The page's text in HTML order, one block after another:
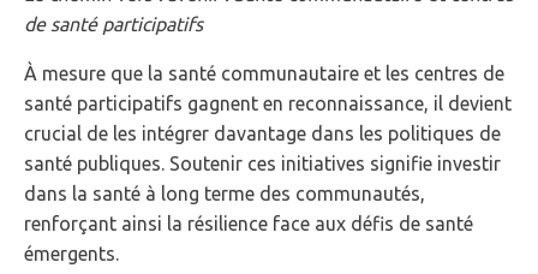
de santé participatifs
À mesure que la santé communautaire et les centres de
santé participatifs gagnent en reconnaissance, il devient
crucial de les intégrer davantage dans les politiques de
santé publiques. Soutenir ces initiatives signifie investir
dans la santé à long terme des communautés,
renforçant ainsi la résilience face aux défis de santé
émergents.